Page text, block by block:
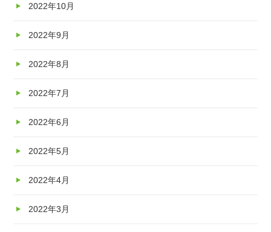
2022年10月
2022年9月
2022年8月
2022年7月
2022年6月
2022年5月
2022年4月
2022年3月